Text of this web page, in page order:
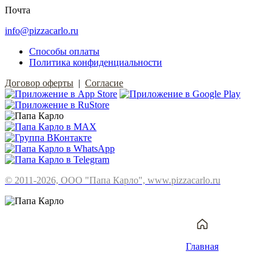
Почта
info@pizzacarlo.ru
Способы оплаты
Политика конфиденциальности
Договор оферты | Согласие
© 2011-2026, ООО "Папа Карло", www.pizzacarlo.ru
Главная